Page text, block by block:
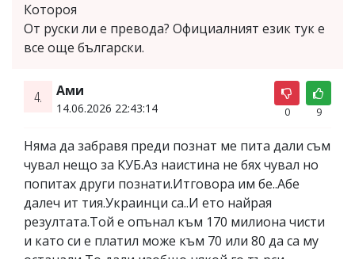
Котороя
От руски ли е превода? Официалният език тук е
все още български.
4. Ами
14.06.2026 22:43:14 0 9
Няма да забравя преди познат ме пита дали съм
чувал нещо за КУБ.Аз наистина не бях чувал но
попитах други познати.Итговора им бе..Абе
далеч ит тия.Украинци са..И ето найрая
резултата.Той е опънал към 170 милиона чисти
и като си е платил може към 70 или 80 да са му